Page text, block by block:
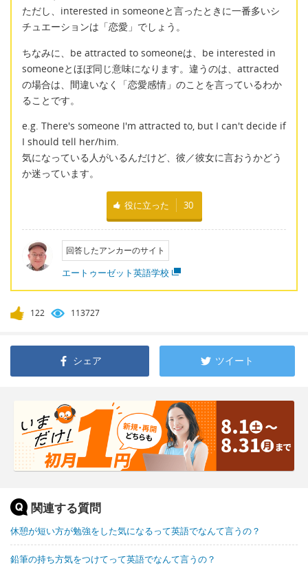
ただし、interested in someoneと言ったときに一番多いシ
チュエーションは「恋愛」でしょう。
ちなみに、be attracted to someoneは、be interested in
someoneとほぼ同じ意味になります。違うのは、attracted
の場合は、間違いなく「恋愛感情」のことを言っているわか
ることです。
e.g. There's someone I'm attracted to, but I can't decide if
I should tell her/him.
気になっている人がいるんだけど、彼／彼女に言おうかどう
か迷っています。
役に立った 30
回答したアンカーのサイト
エートゥーゼット英語学校
122 113727
シェア ツイート
関連する質問
休憩が短い方が勉強をした気になるって英語でなんて言うの？
鉛筆の持ち方気をつけてって英語でなんて言うの？